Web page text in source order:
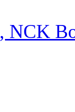
NCK